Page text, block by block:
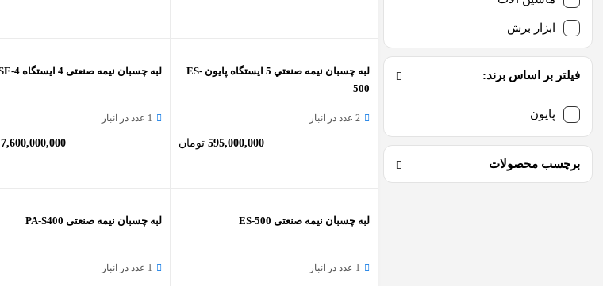
ابزار برش
فیلتر بر اساس برند:
پایون
برچسب محصولات
لبه چسبان نيمه صنعتي 5 ايستگاه پايون ES-
500
2 عدد در انبار
595,000,000 تومان
لبه چسبان نیمه صنعتی 4 ایستگاه SE-4
1 عدد در انبار
7,600,000,000
لبه چسبان نیمه صنعتی ES-500
1 عدد در انبار
لبه چسبان نیمه صنعتی PA-S400
1 عدد در انبار